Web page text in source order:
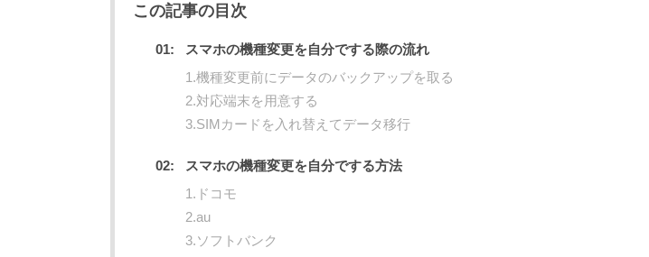
この記事の目次
スマホの機種変更を自分でする際の流れ
1.機種変更前にデータのバックアップを取る
2.対応端末を用意する
3.SIMカードを入れ替えてデータ移行
スマホの機種変更を自分でする方法
1.ドコモ
2.au
3.ソフトバンク